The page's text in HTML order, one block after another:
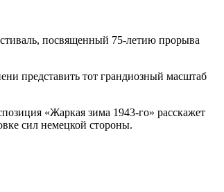
посвященный 75-летию прорыва
представить тот грандиозный масштаб
«Жаркая зима 1943-го» расскажет
сил немецкой стороны.